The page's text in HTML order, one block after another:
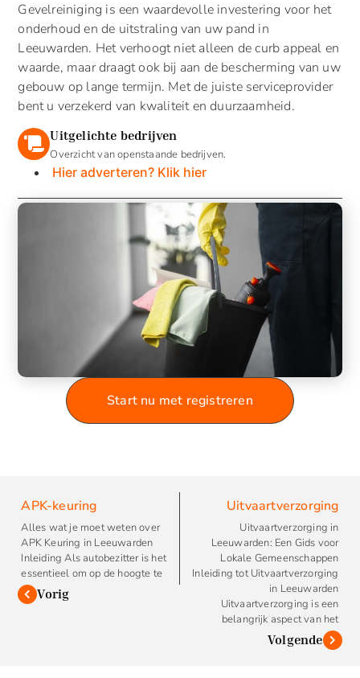
Gevelreiniging is een waardevolle investering voor het
onderhoud en de uitstraling van uw pand in
Leeuwarden. Het verhoogt niet alleen de curb appeal en
waarde, maar draagt ook bij aan de bescherming van uw
gebouw op lange termijn. Met de juiste serviceprovider
bent u verzekerd van kwaliteit en duurzaamheid.
Uitgelichte bedrijven
Overzicht van openstaande bedrijven.
Hier adverteren? Klik hier
Start nu met registreren
APK-keuring
Alles wat je moet weten over
APK Keuring in Leeuwarden
Inleiding Als autobezitter is het
essentieel om op de hoogte te
Vorig
Uitvaartverzorging
Uitvaartverzorging in
Leeuwarden: Een Gids voor
Lokale Gemeenschappen
Inleiding tot Uitvaartverzorging
in Leeuwarden
Uitvaartverzorging is een
belangrijk aspect van het
Volgende